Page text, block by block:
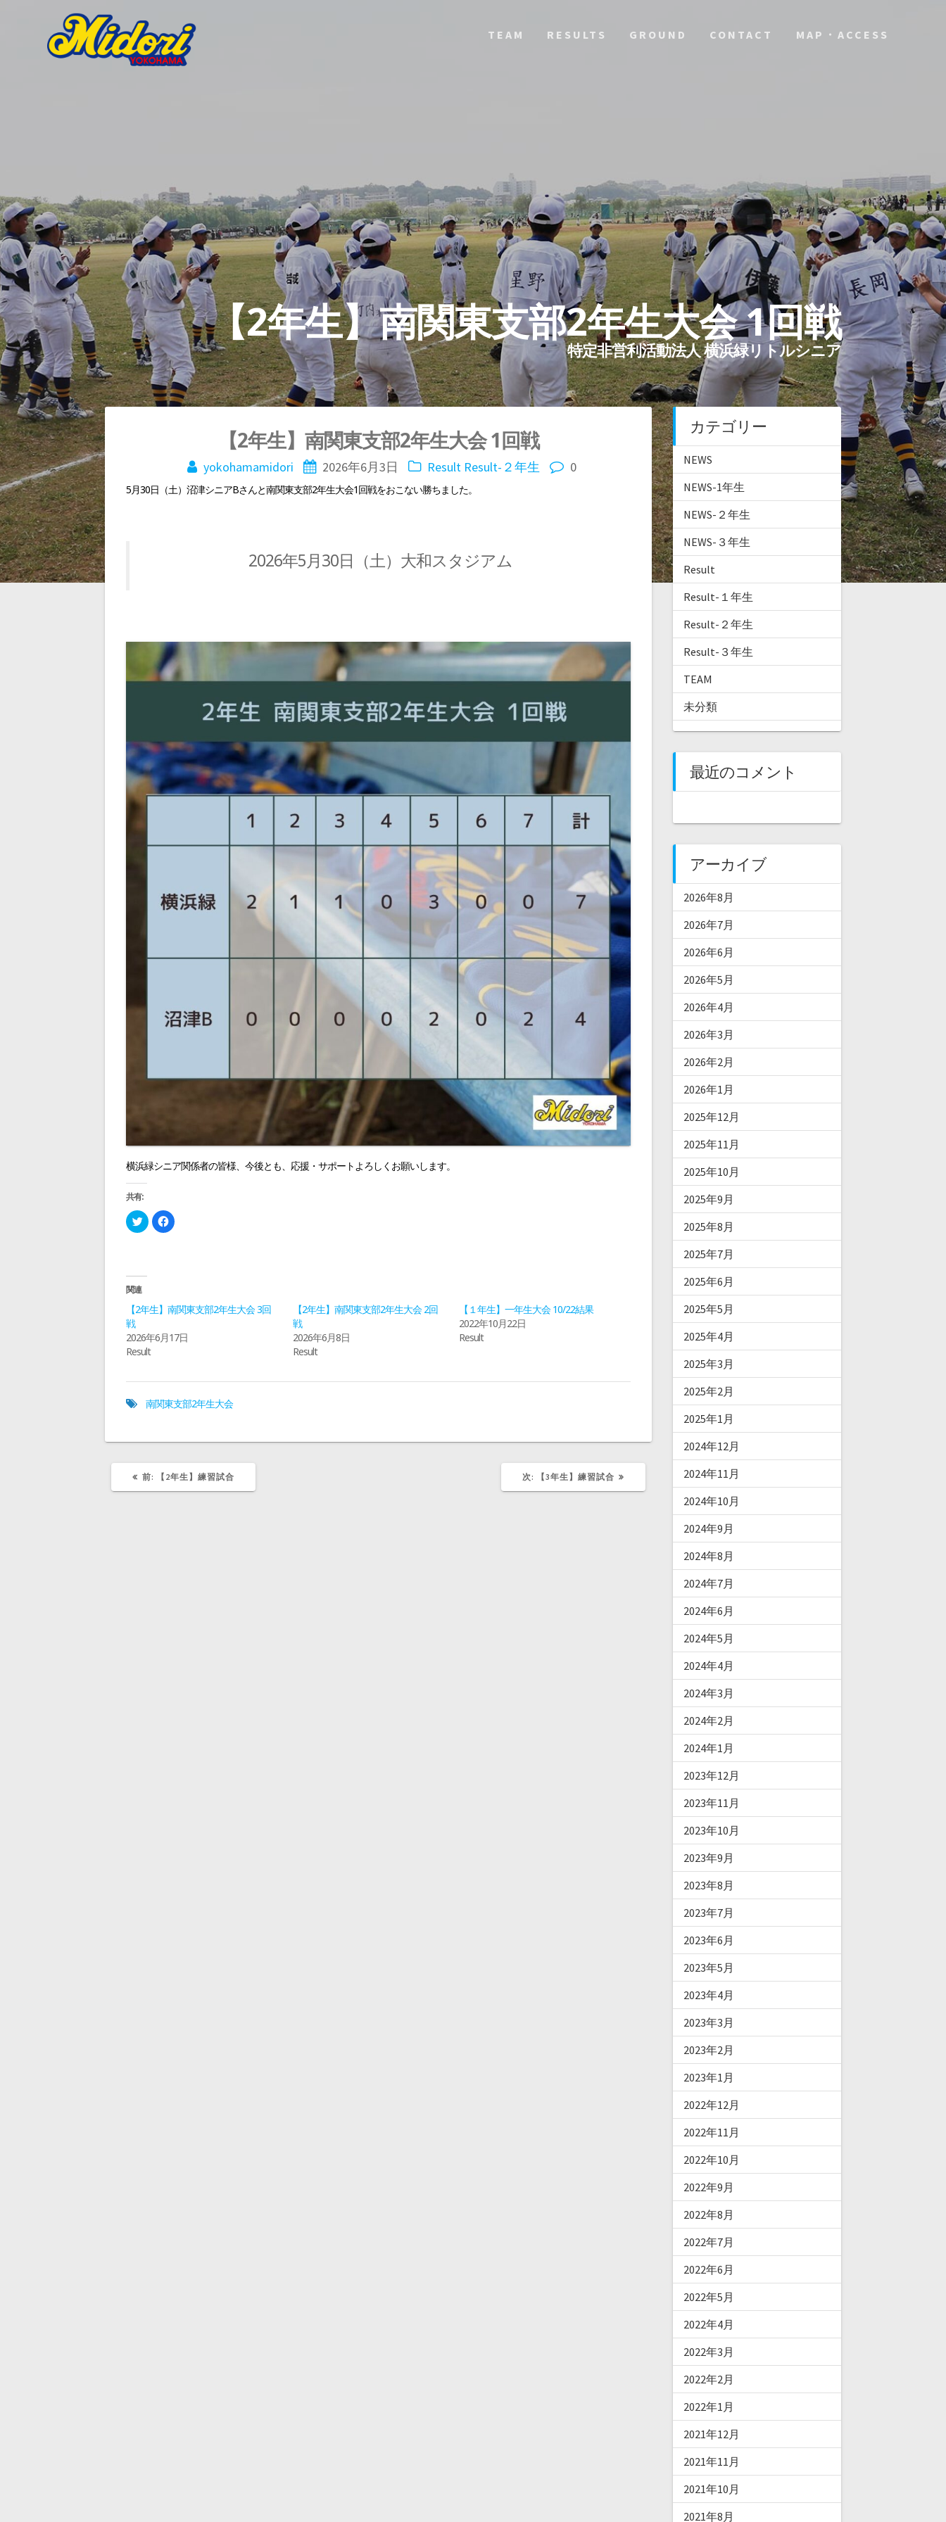
TEAM RESULTS GROUND CONTACT MAP・ACCESS
【2年生】南関東支部2年生大会 1回戦
特定非営利活動法人 横浜緑リトルシニア
【2年生】南関東支部2年生大会 1回戦
yokohamamidori 2026年6月3日 Result Result-２年生 0
5月30日（土）沼津シニアBさんと南関東支部2年生大会1回戦をおこない勝ちました。
2026年5月30日（土）大和スタジアム
横浜緑シニア関係者の皆様、今後とも、応援・サポートよろしくお願いします。
共有:
ク
リ
w
t
e
共
有
(
い
ィ
ン
き
す
)
F
a
有
す
は
し
く
だ
し
ウ
ィ
ン
ド
関連
【2年生】南関東支部2年生大会 3回
戦
2026年6月17日
Result
【2年生】南関東支部2年生大会 2回
戦
2026年6月8日
Result
【１年生】一年生大会 10/22結果
2022年10月22日
Result
南関東支部2年生大会
投
稿
ナ
ビ
ー
シ
ン
前:
前【2年生】練習試合 次:
次【3年生】練習試合
カテゴリー
NEWS
NEWS-1年生
NEWS-２年生
NEWS-３年生
Result
Result-１年生
Result-２年生
Result-３年生
TEAM
未分類
最近のコメント
アーカイブ
2026年8月
2026年7月
2026年6月
2026年5月
2026年4月
2026年3月
2026年2月
2026年1月
2025年12月
2025年11月
2025年10月
2025年9月
2025年8月
2025年7月
2025年6月
2025年5月
2025年4月
2025年3月
2025年2月
2025年1月
2024年12月
2024年11月
2024年10月
2024年9月
2024年8月
2024年7月
2024年6月
2024年5月
2024年4月
2024年3月
2024年2月
2024年1月
2023年12月
2023年11月
2023年10月
2023年9月
2023年8月
2023年7月
2023年6月
2023年5月
2023年4月
2023年3月
2023年2月
2023年1月
2022年12月
2022年11月
2022年10月
2022年9月
2022年8月
2022年7月
2022年6月
2022年5月
2022年4月
2022年3月
2022年2月
2022年1月
2021年12月
2021年11月
2021年10月
2021年8月